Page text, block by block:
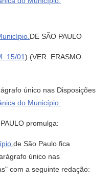
DE SÃO PAULO
15/01) (VER. ERASMO
único nas Disposições
do Município.
promulga:
de São Paulo fica
único nas
com a seguinte redação: